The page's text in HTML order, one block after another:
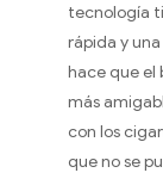
tecnología
rápida y
hace que el
más
con los
que no se